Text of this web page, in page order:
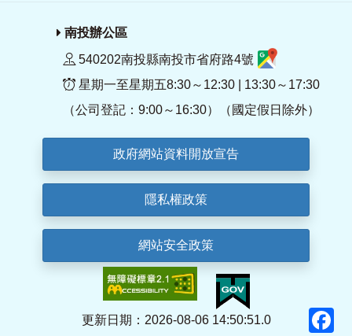
南投辦公區
540202南投縣南投市省府路4號
星期一至星期五8:30～12:30 | 13:30～17:30
（公司登記：9:00～16:30）（國定假日除外）
政府網站資料開放宣告
隱私權政策
網站安全政策
更新日期：2026-08-06 14:50:51.0